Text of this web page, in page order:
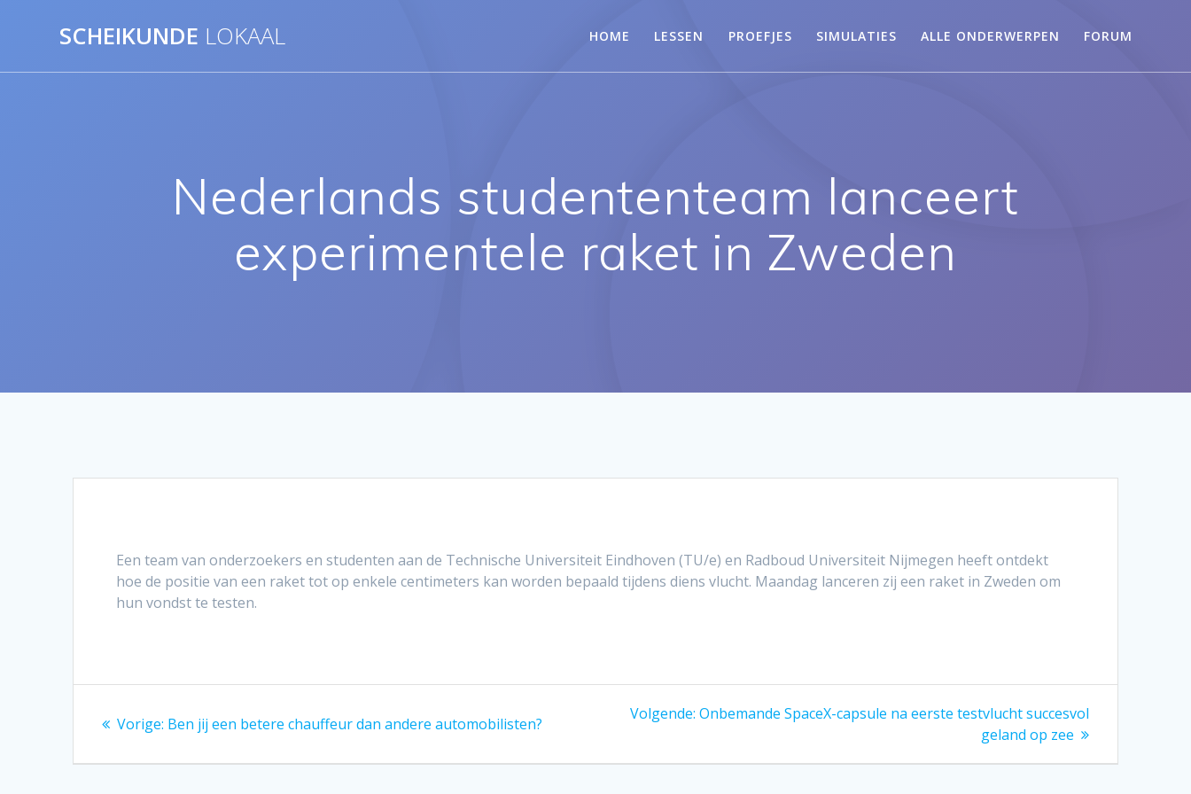
inhoud
SCHEIKUNDE LOKAAL HOME LESSEN PROEFJES SIMULATIES ALLE ONDERWERPEN FORUM
Nederlands studententeam lanceert
experimentele raket in Zweden
Een team van onderzoekers en studenten aan de Technische Universiteit Eindhoven (TU/e) en Radboud Universiteit Nijmegen heeft ontdekt
hoe de positie van een raket tot op enkele centimeters kan worden bepaald tijdens diens vlucht. Maandag lanceren zij een raket in Zweden om
hun vondst te testen.
navigatie
Vorige: Vorig
Ben jij een betere chauffeur dan andere automobilisten?
Volgende: Volgend
Onbemande SpaceX-capsule na eerste testvlucht succesvol
geland op zee